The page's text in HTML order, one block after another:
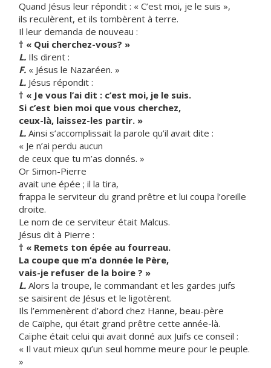
Quand Jésus leur répondit : « C’est moi, je le suis »,
ils reculèrent, et ils tombèrent à terre.
Il leur demanda de nouveau :
† « Qui cherchez-vous? »
L. Ils dirent :
F. « Jésus le Nazaréen. »
L. Jésus répondit :
† « Je vous l’ai dit : c’est moi, je le suis.
Si c’est bien moi que vous cherchez,
ceux-là, laissez-les partir. »
L. Ainsi s’accomplissait la parole qu’il avait dite :
« Je n’ai perdu aucun
de ceux que tu m’as donnés. »
Or Simon-Pierre
avait une épée ; il la tira,
frappa le serviteur du grand prêtre et lui coupa l’oreille
droite.
Le nom de ce serviteur était Malcus.
Jésus dit à Pierre :
† « Remets ton épée au fourreau.
La coupe que m’a donnée le Père,
vais-je refuser de la boire ? »
L. Alors la troupe, le commandant et les gardes juifs
se saisirent de Jésus et le ligotèrent.
Ils l’emmenèrent d’abord chez Hanne, beau-père
de Caïphe, qui était grand prêtre cette année-là.
Caïphe était celui qui avait donné aux Juifs ce conseil :
« Il vaut mieux qu’un seul homme meure pour le peuple.
»